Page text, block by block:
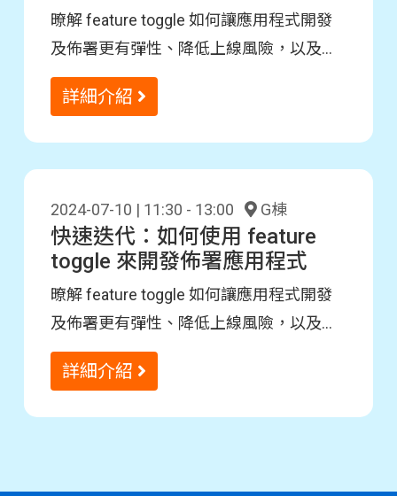
暸解 feature toggle 如何讓應用程式開發
及佈署更有彈性、降低上線風險，以及
OpenFeature 規範帶來的好處。
這次工作坊讓大家掌握如何使用 LINE TW
針對 openflagr 開發的 OpenFeature
SDKs，並透過範例程式實際體驗功能開關
在各種使用情境下的優勢和好處。
- 範例程式上手練習：
- 基礎功能開關 (feature toggle) 應用範例
- 白名單 (whitelist) 應用範例
- Gradual rollout 情境範例
詳細介紹
2024-07-10 | 11:30 - 13:00 G棟
快速迭代：如何使用 feature
toggle 來開發佈署應用程式
暸解 feature toggle 如何讓應用程式開發
及佈署更有彈性、降低上線風險，以及
OpenFeature 規範帶來的好處。
這次工作坊讓大家掌握如何使用 LINE TW
針對 openflagr 開發的 OpenFeature
SDKs，並透過範例程式實際體驗功能開關
詳細介紹